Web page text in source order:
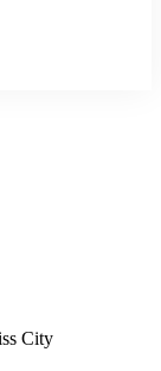
City